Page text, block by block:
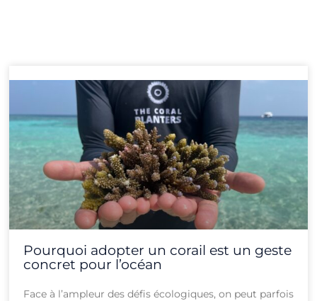
Pourquoi adopter un corail est un geste
concret pour l’océan
Face à l’ampleur des défis écologiques, on peut parfois